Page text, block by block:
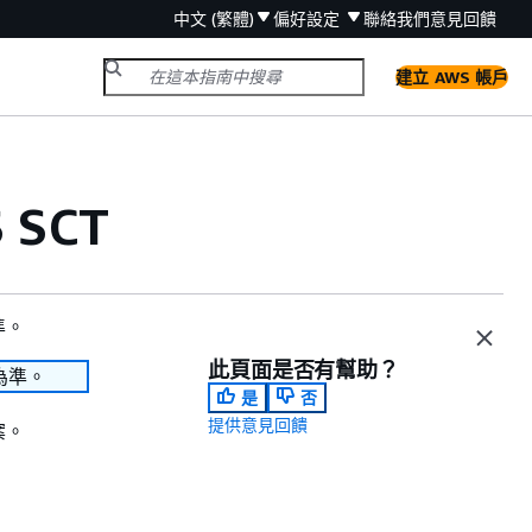
中文 (繁體) 偏好設定 聯絡我們意見回饋
建立 AWS 帳戶
。 此頁面是否有幫助？
是
否
提供意見回饋